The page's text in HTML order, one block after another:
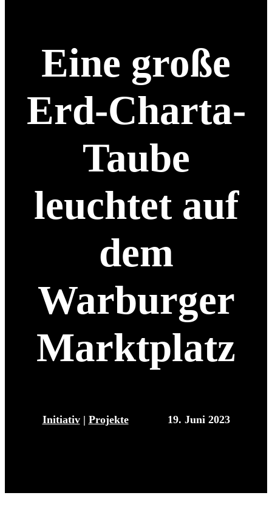
Eine große
Erd-Charta-
Taube
leuchtet auf
dem
Warburger
Marktplatz
Initiativ| Projekte 19. Juni 2023